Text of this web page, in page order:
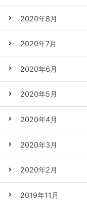
2020年8月
2020年7月
2020年6月
2020年5月
2020年4月
2020年3月
2020年2月
2019年11月